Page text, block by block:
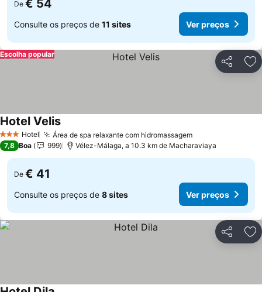
De € 54
Consulte os preços de 11 sites Ver preços
Partilhar
Escolha popular
3 EstrelasHotel Área de spa relaxante com hidromassagemVer preços
Hotel VelisVer preços
7,8 Boa 999 Vélez-Málaga, a 10.3 km de Macharaviaya
De € 41
Consulte os preços de 8 sites Ver preços
Partilhar